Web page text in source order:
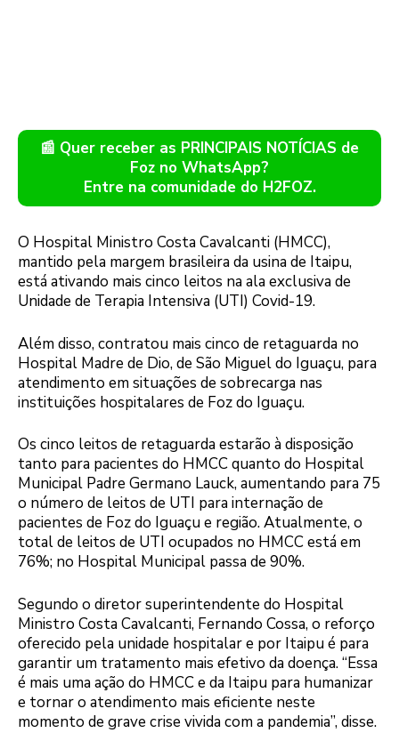
📰 Quer receber as PRINCIPAIS NOTÍCIAS de
Foz no WhatsApp?
Entre na comunidade do H2FOZ.
O Hospital Ministro Costa Cavalcanti (HMCC),
mantido pela margem brasileira da usina de Itaipu,
está ativando mais cinco leitos na ala exclusiva de
Unidade de Terapia Intensiva (UTI) Covid-19.
Além disso, contratou mais cinco de retaguarda no
Hospital Madre de Dio, de São Miguel do Iguaçu, para
atendimento em situações de sobrecarga nas
instituições hospitalares de Foz do Iguaçu.
Os cinco leitos de retaguarda estarão à disposição
tanto para pacientes do HMCC quanto do Hospital
Municipal Padre Germano Lauck, aumentando para 75
o número de leitos de UTI para internação de
pacientes de Foz do Iguaçu e região. Atualmente, o
total de leitos de UTI ocupados no HMCC está em
76%; no Hospital Municipal passa de 90%.
Segundo o diretor superintendente do Hospital
Ministro Costa Cavalcanti, Fernando Cossa, o reforço
oferecido pela unidade hospitalar e por Itaipu é para
garantir um tratamento mais efetivo da doença. “Essa
é mais uma ação do HMCC e da Itaipu para humanizar
e tornar o atendimento mais eficiente neste
momento de grave crise vivida com a pandemia”, disse.